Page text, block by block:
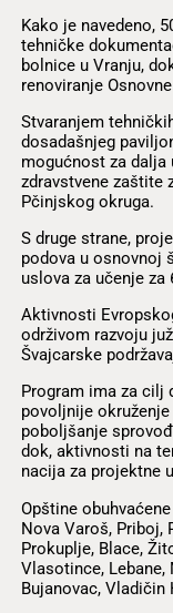
Kako je navedeno,
tehničke
bolnice u Vranju,
renoviranje
Stvaranjem
dosadašnjeg
mogućnost za dalja
zdravstvene zaštite
Pčinjskog okruga.
S druge strane,
podova u osnovnoj
uslova za učenje
Aktivnosti
održivom razvoju
Švajcarske
Program ima za cilj
povoljnije
poboljšanje
dok, aktivnosti na
nacija za projektne
Opštine
Nova Varoš, Priboj,
Prokuplje, Blace,
Vlasotince, Lebane,
Bujanovac, Vladičin